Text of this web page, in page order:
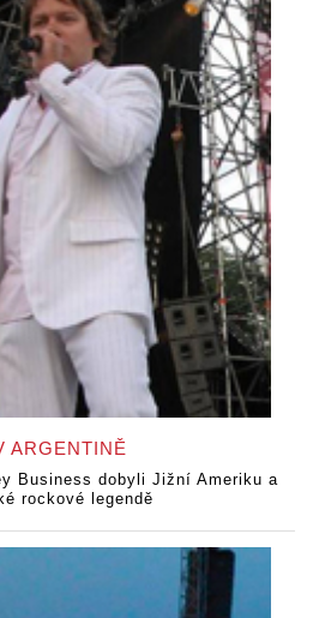
ARGENTINĚ
Business dobyli Jižní Ameriku a
rockové legendě